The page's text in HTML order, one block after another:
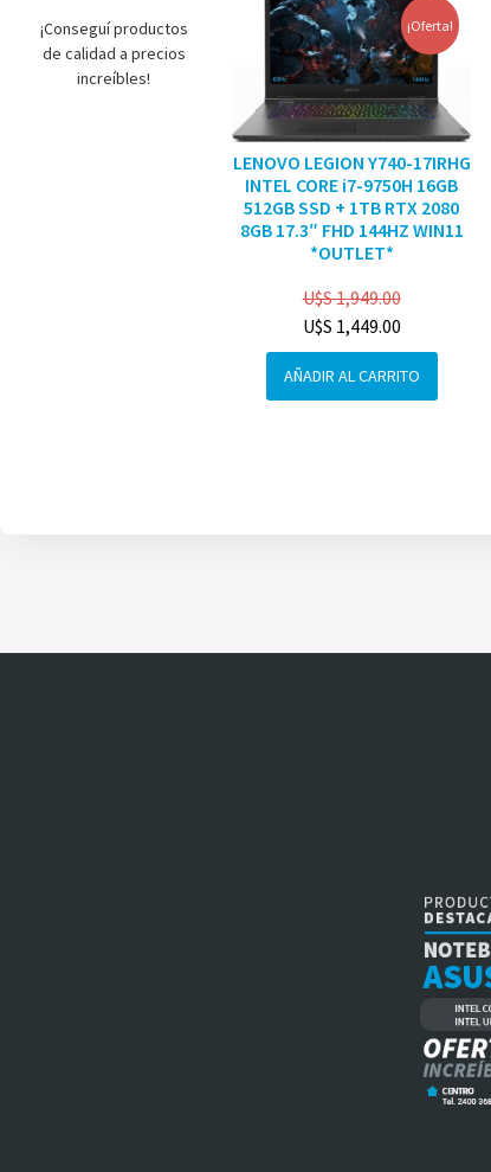
¡Conseguí productos
de calidad a precios
increíbles!
¡Oferta!
LENOVO LEGION Y740-17IRHG
INTEL CORE i7-9750H 16GB
512GB SSD + 1TB RTX 2080
8GB 17.3″ FHD 144HZ WIN11
*OUTLET*
U$S1,949.00
U$S 1,449.00
AÑADIR AL CARRITO